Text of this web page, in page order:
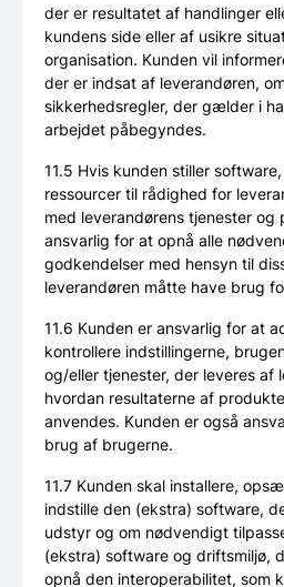
der er resultatet af handlinger
kundens side eller af usikre
organisation. Kunden vil
der er indsat af leverandøren,
sikkerhedsregler, der gælder i
arbejdet påbegyndes.
11.5 Hvis kunden stiller
ressourcer til rådighed for
med leverandørens tjenester og
ansvarlig for at opnå alle
godkendelser med hensyn til
leverandøren måtte have brug
11.6 Kunden er ansvarlig for at
kontrollere indstillingerne,
og/eller tjenester, der leveres af
hvordan resultaterne af
anvendes. Kunden er også
brug af brugerne.
11.7 Kunden skal installere,
indstille den (ekstra) software,
udstyr og om nødvendigt
(ekstra) software og driftsmiljø,
opnå den interoperabilitet, som